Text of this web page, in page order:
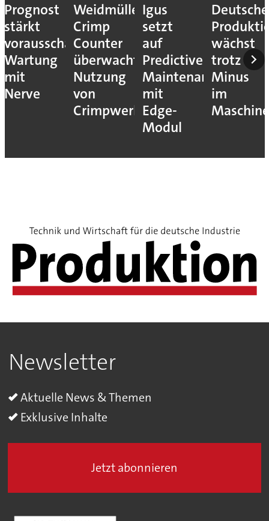
Prognost
stärkt
vorausschauende
Wartung
mit
Nerve
Weidmüller:
Crimp
Counter
überwacht
Nutzung
von
Crimpwerkzeugen
Igus
setzt
auf
Predictive
Maintenance
mit
Edge-
Modul
Deutsche
wächst
trotz
Minus
im
Newsletter
Aktuelle News & Themen
Exklusive Inhalte
Jetzt abonnieren